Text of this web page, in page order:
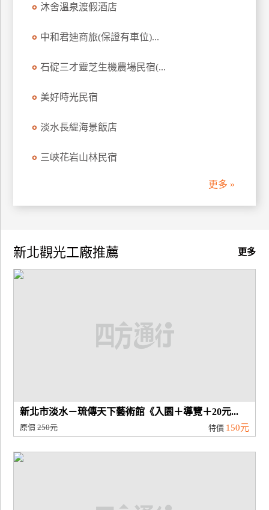
飯
作
計
商
沐舍溫泉渡假酒店
中和君迪商旅(保證有車位)...
石碇三才靈芝生機農場民宿(...
美好時光民宿
淡水長緹海景飯店
三峽花岩山林民宿
更多 »
更多
新北觀光工廠推薦
新北市淡水－琉傳天下藝術館《入園＋導覽＋20元...
原價250元 特價 150元